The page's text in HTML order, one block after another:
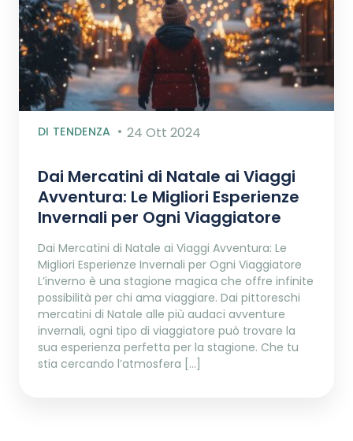
DI TENDENZA 24 Ott 2024
Dai Mercatini di Natale ai Viaggi
Avventura: Le Migliori Esperienze
Invernali per Ogni Viaggiatore
Dai Mercatini di Natale ai Viaggi Avventura: Le
Migliori Esperienze Invernali per Ogni Viaggiatore
L’inverno è una stagione magica che offre infinite
possibilità per chi ama viaggiare. Dai pittoreschi
mercatini di Natale alle più audaci avventure
invernali, ogni tipo di viaggiatore può trovare la
sua esperienza perfetta per la stagione. Che tu
stia cercando l’atmosfera […]